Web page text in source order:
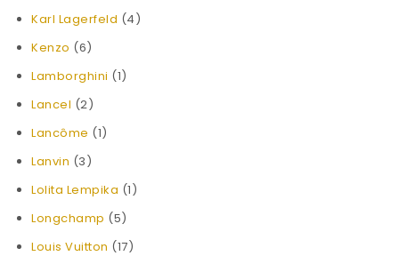
Karl Lagerfeld (4)
Kenzo (6)
Lamborghini (1)
Lancel (2)
Lancôme (1)
Lanvin (3)
Lolita Lempika (1)
Longchamp (5)
Louis Vuitton (17)